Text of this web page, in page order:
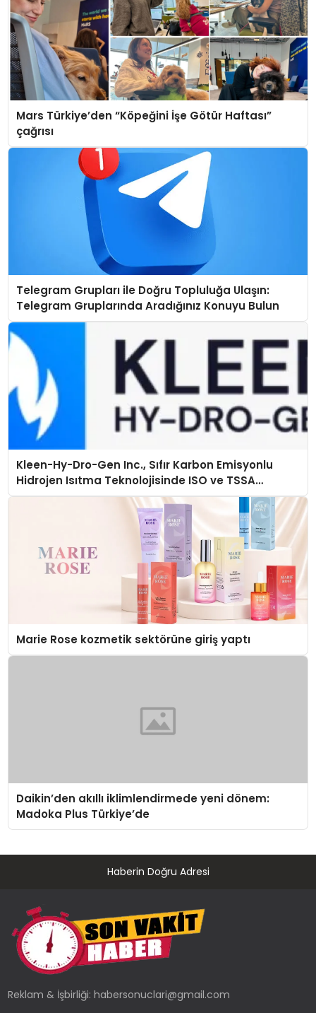
Mars Türkiye’den “Köpeğini İşe Götür Haftası”
çağrısı
Telegram Grupları ile Doğru Topluluğa Ulaşın:
Telegram Gruplarında Aradığınız Konuyu Bulun
Kleen-Hy-Dro-Gen Inc., Sıfır Karbon Emisyonlu
Hidrojen Isıtma Teknolojisinde ISO ve TSSA
Düzenleyici Onaylarını Aldı
Marie Rose kozmetik sektörüne giriş yaptı
Daikin’den akıllı iklimlendirmede yeni dönem:
Madoka Plus Türkiye’de
Haberin Doğru Adresi
Reklam & İşbirliği:habersonuclari@gmail.com